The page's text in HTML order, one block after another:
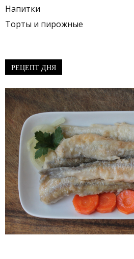
Напитки
Торты и пирожные
РЕЦЕПТ ДНЯ